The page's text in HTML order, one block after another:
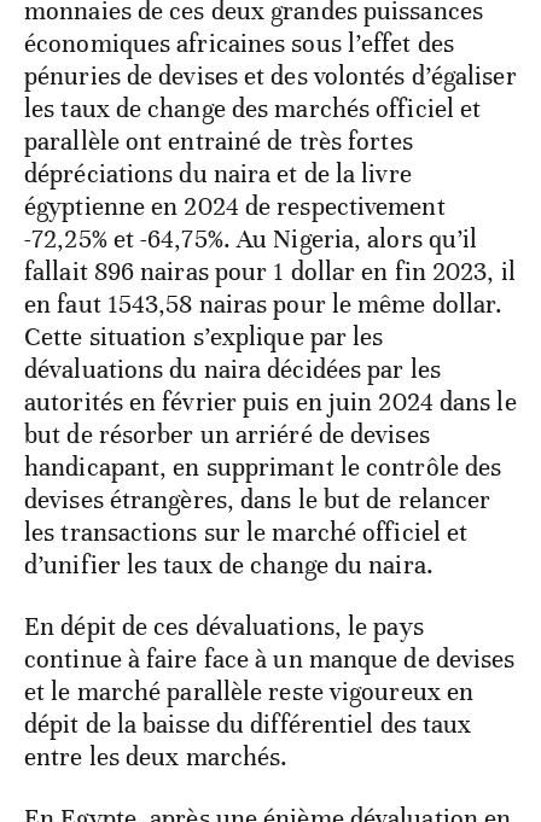
monnaies de ces deux grandes puissances
économiques africaines sous l’effet des
pénuries de devises et des volontés d’égaliser
les taux de change des marchés officiel et
parallèle ont entrainé de très fortes
dépréciations du naira et de la livre
égyptienne en 2024 de respectivement
-72,25% et -64,75%. Au Nigeria, alors qu’il
fallait 896 nairas pour 1 dollar en fin 2023, il
en faut 1543,58 nairas pour le même dollar.
Cette situation s’explique par les
dévaluations du naira décidées par les
autorités en février puis en juin 2024 dans le
but de résorber un arriéré de devises
handicapant, en supprimant le contrôle des
devises étrangères, dans le but de relancer
les transactions sur le marché officiel et
d’unifier les taux de change du naira.
En dépit de ces dévaluations, le pays
continue à faire face à un manque de devises
et le marché parallèle reste vigoureux en
dépit de la baisse du différentiel des taux
entre les deux marchés.